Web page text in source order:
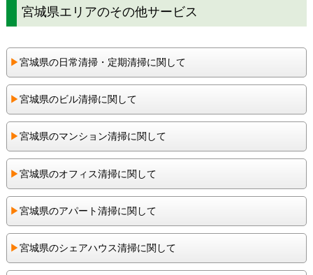
宮城県エリアのその他サービス
▶︎宮城県の日常清掃・定期清掃に関して
▶︎宮城県のビル清掃に関して
▶︎宮城県のマンション清掃に関して
▶︎宮城県のオフィス清掃に関して
▶︎宮城県のアパート清掃に関して
▶︎宮城県のシェアハウス清掃に関して